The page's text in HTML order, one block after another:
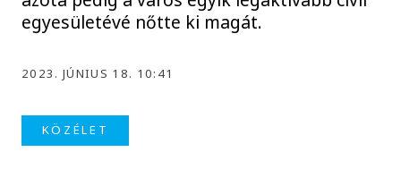
egyesületévé nőtte ki magát.
2023. JÚNIUS 18. 10:41
KÖZÉLET